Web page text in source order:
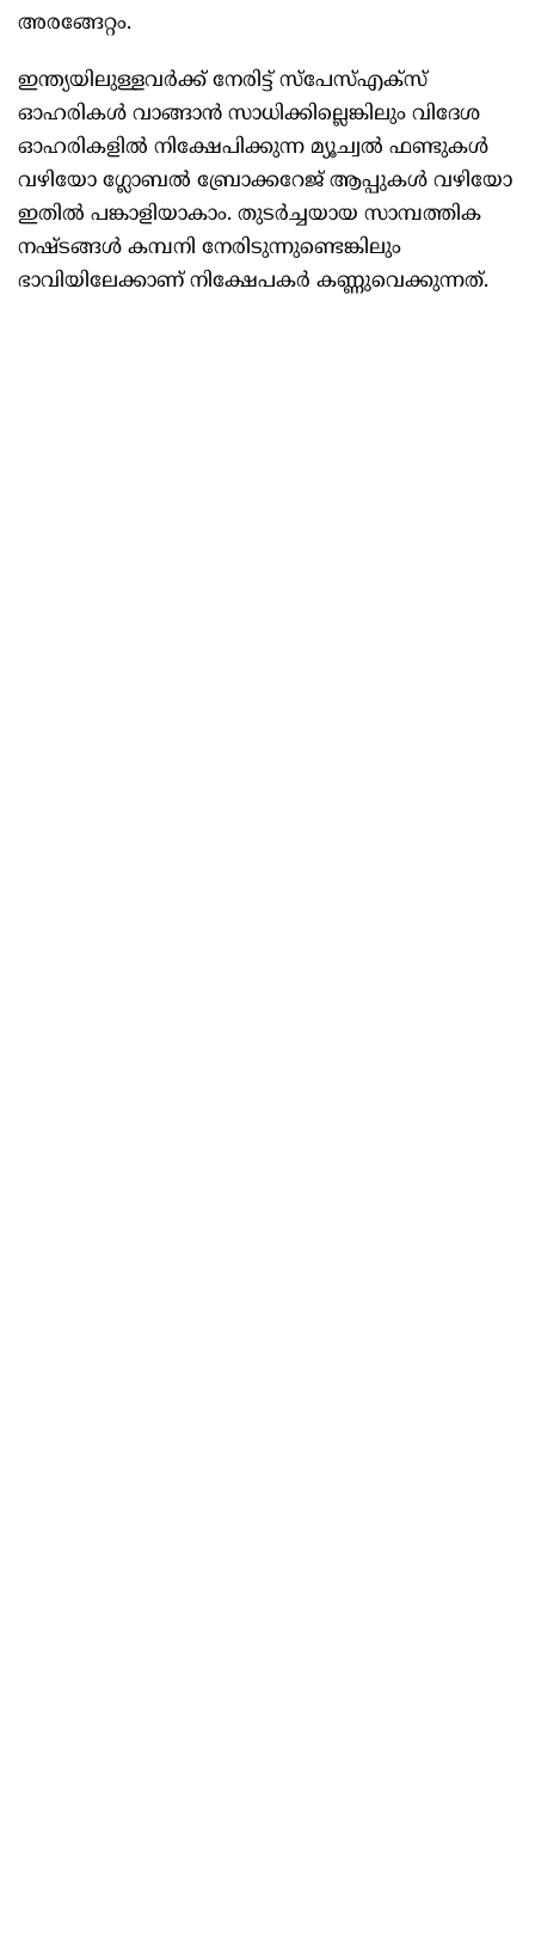
അരങ്ങേറ്റം.
ഇന്ത്യയിലുള്ളവർക്ക് നേരിട്ട് സ്പേസ്എക്സ്
ഓഹരികൾ വാങ്ങാൻ സാധിക്കില്ലെങ്കിലും വിദേശ
ഓഹരികളിൽ നിക്ഷേപിക്കുന്ന മ്യൂച്വൽ ഫണ്ടുകൾ
വഴിയോ ഗ്ലോബൽ ബ്രോക്കറേജ് ആപ്പുകൾ വഴിയോ
ഇതിൽ പങ്കാളിയാകാം. തുടർച്ചയായ സാമ്പത്തിക
നഷ്ടങ്ങൾ കമ്പനി നേരിടുന്നുണ്ടെങ്കിലും
ഭാവിയിലേക്കാണ് നിക്ഷേപകർ കണ്ണുവെക്കുന്നത്.